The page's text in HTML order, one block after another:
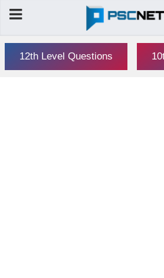
12th Level Questions